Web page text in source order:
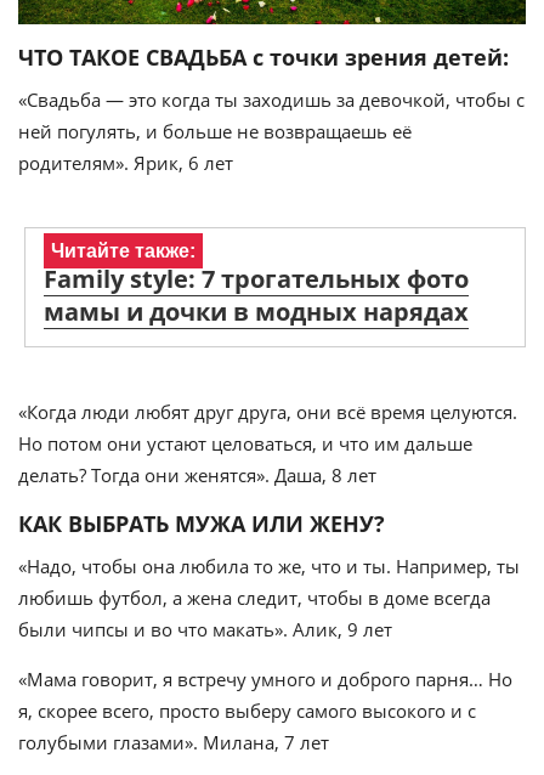
ЧТО ТАКОЕ СВАДЬБА с точки зрения детей:
«Свадьба — это когда ты заходишь за девочкой, чтобы с
ней погулять, и больше не возвращаешь её
родителям». Ярик, 6 лет
Читайте также:
Family style: 7 трогательных фото
мамы и дочки в модных нарядах
«Когда люди любят друг друга, они всё время целуются.
Но потом они устают целоваться, и что им дальше
делать? Тогда они женятся». Даша, 8 лет
КАК ВЫБРАТЬ МУЖА ИЛИ ЖЕНУ?
«Надо, чтобы она любила то же, что и ты. Например, ты
любишь футбол, а жена следит, чтобы в доме всегда
были чипсы и во что макать». Алик, 9 лет
«Мама говорит, я встречу умного и доброго парня… Но
я, скорее всего, просто выберу самого высокого и с
голубыми глазами». Милана, 7 лет